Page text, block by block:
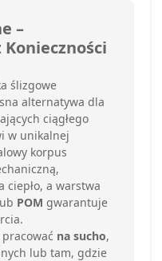
–
ślizgowe
alternatywa dla
ciągłego
w unikalnej
korpus
ciepło, a warstwa
POM gwarantuje
na sucho,
lub tam, gdzie